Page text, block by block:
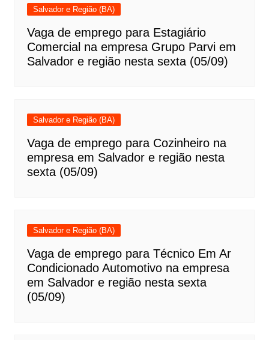
Salvador e Região (BA)
Vaga de emprego para Estagiário
Comercial na empresa Grupo Parvi em
Salvador e região nesta sexta (05/09)
Salvador e Região (BA)
Vaga de emprego para Cozinheiro na
empresa em Salvador e região nesta
sexta (05/09)
Salvador e Região (BA)
Vaga de emprego para Técnico Em Ar
Condicionado Automotivo na empresa
em Salvador e região nesta sexta
(05/09)